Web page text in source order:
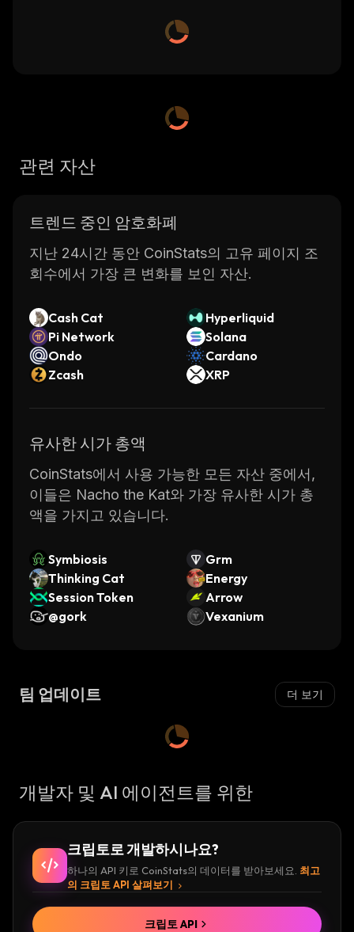
관련 자산
트렌드 중인 암호화폐
지난 24시간 동안 CoinStats의 고유 페이지 조
회수에서 가장 큰 변화를 보인 자산.
Cash Cat
Hyperliquid
Pi Network
Solana
Ondo
Cardano
Zcash
XRP
유사한 시가 총액
CoinStats에서 사용 가능한 모든 자산 중에서,
이들은 Nacho the Kat와 가장 유사한 시가 총
액을 가지고 있습니다.
Symbiosis
Grm
Thinking Cat
Energy
Session Token
Arrow
@gork
Vexanium
팀 업데이트 더 보기
개발자 및 AI 에이전트를 위한
크립토로 개발하시나요?
하나의 API 키로 CoinStats의 데이터를 받아보세요. 최고
의 크립토 API 살펴보기
크립토 API